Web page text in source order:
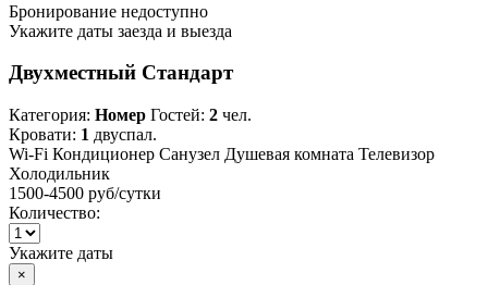
Бронирование недоступно
Укажите даты заезда и выезда
Двухместный Стандарт
Категория: Номер Гостей: 2 чел.
Кровати: 1 двуспал.
Wi-Fi Кондиционер Санузел Душевая комната Телевизор
Холодильник
1500-4500 руб/сутки
Количество:
Укажите даты
×